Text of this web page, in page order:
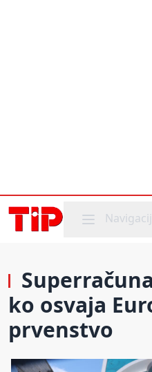
Mobile menu
ko osvaja
prvenstvo